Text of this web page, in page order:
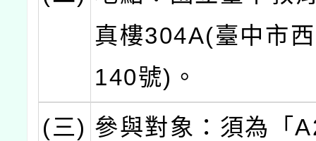
真樓304A(臺中市
140號)。
(三) 參與對象：須為「